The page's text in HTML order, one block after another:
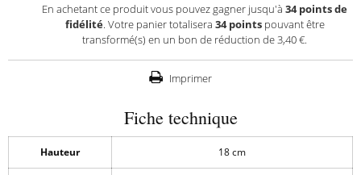
En achetant ce produit vous pouvez gagner jusqu'à 34points de
fidélité. Votre panier totalisera 34pointspouvant être
transformé(s) en un bon de réduction de3,40 €.
Imprimer
Fiche technique
Hauteur 18 cm